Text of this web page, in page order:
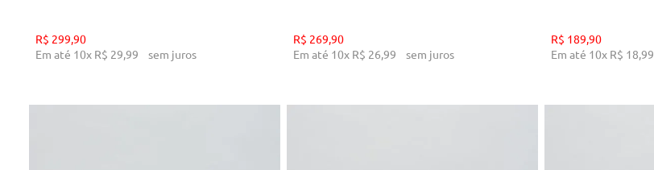
R$ 299,90
Em até 10x R$ 29,99 sem juros
R$ 269,90
Em até 10x R$ 26,99 sem juros
R$ 189,90
Em até 10x R$ 18,99